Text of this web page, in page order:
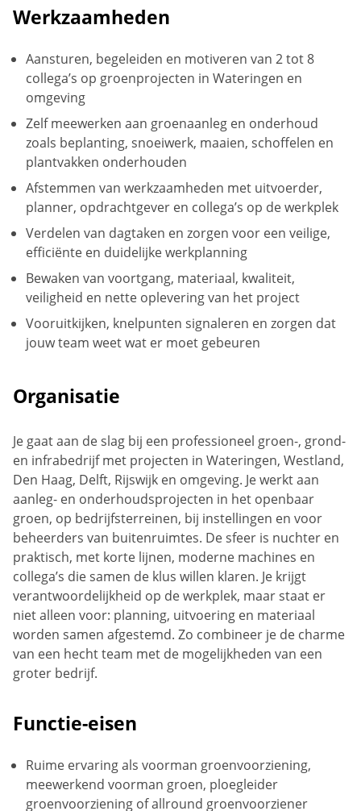
Werkzaamheden
Aansturen, begeleiden en motiveren van 2 tot 8
collega’s op groenprojecten in Wateringen en
omgeving
Zelf meewerken aan groenaanleg en onderhoud
zoals beplanting, snoeiwerk, maaien, schoffelen en
plantvakken onderhouden
Afstemmen van werkzaamheden met uitvoerder,
planner, opdrachtgever en collega’s op de werkplek
Verdelen van dagtaken en zorgen voor een veilige,
efficiënte en duidelijke werkplanning
Bewaken van voortgang, materiaal, kwaliteit,
veiligheid en nette oplevering van het project
Vooruitkijken, knelpunten signaleren en zorgen dat
jouw team weet wat er moet gebeuren
Organisatie
Je gaat aan de slag bij een professioneel groen-, grond-
en infrabedrijf met projecten in Wateringen, Westland,
Den Haag, Delft, Rijswijk en omgeving. Je werkt aan
aanleg- en onderhoudsprojecten in het openbaar
groen, op bedrijfsterreinen, bij instellingen en voor
beheerders van buitenruimtes. De sfeer is nuchter en
praktisch, met korte lijnen, moderne machines en
collega’s die samen de klus willen klaren. Je krijgt
verantwoordelijkheid op de werkplek, maar staat er
niet alleen voor: planning, uitvoering en materiaal
worden samen afgestemd. Zo combineer je de charme
van een hecht team met de mogelijkheden van een
groter bedrijf.
Functie-eisen
Ruime ervaring als voorman groenvoorziening,
meewerkend voorman groen, ploegleider
groenvoorziening of allround groenvoorziener